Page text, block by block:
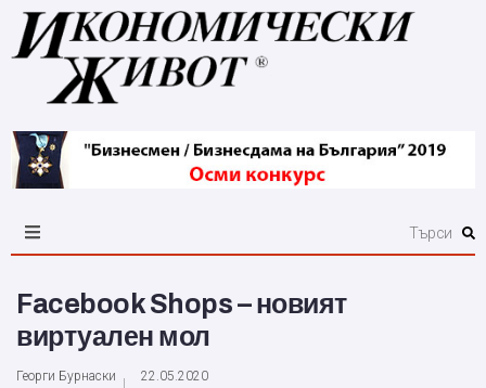
Facebook Shops – новият
виртуален мол
Георги Бурнаски 22.05.2020